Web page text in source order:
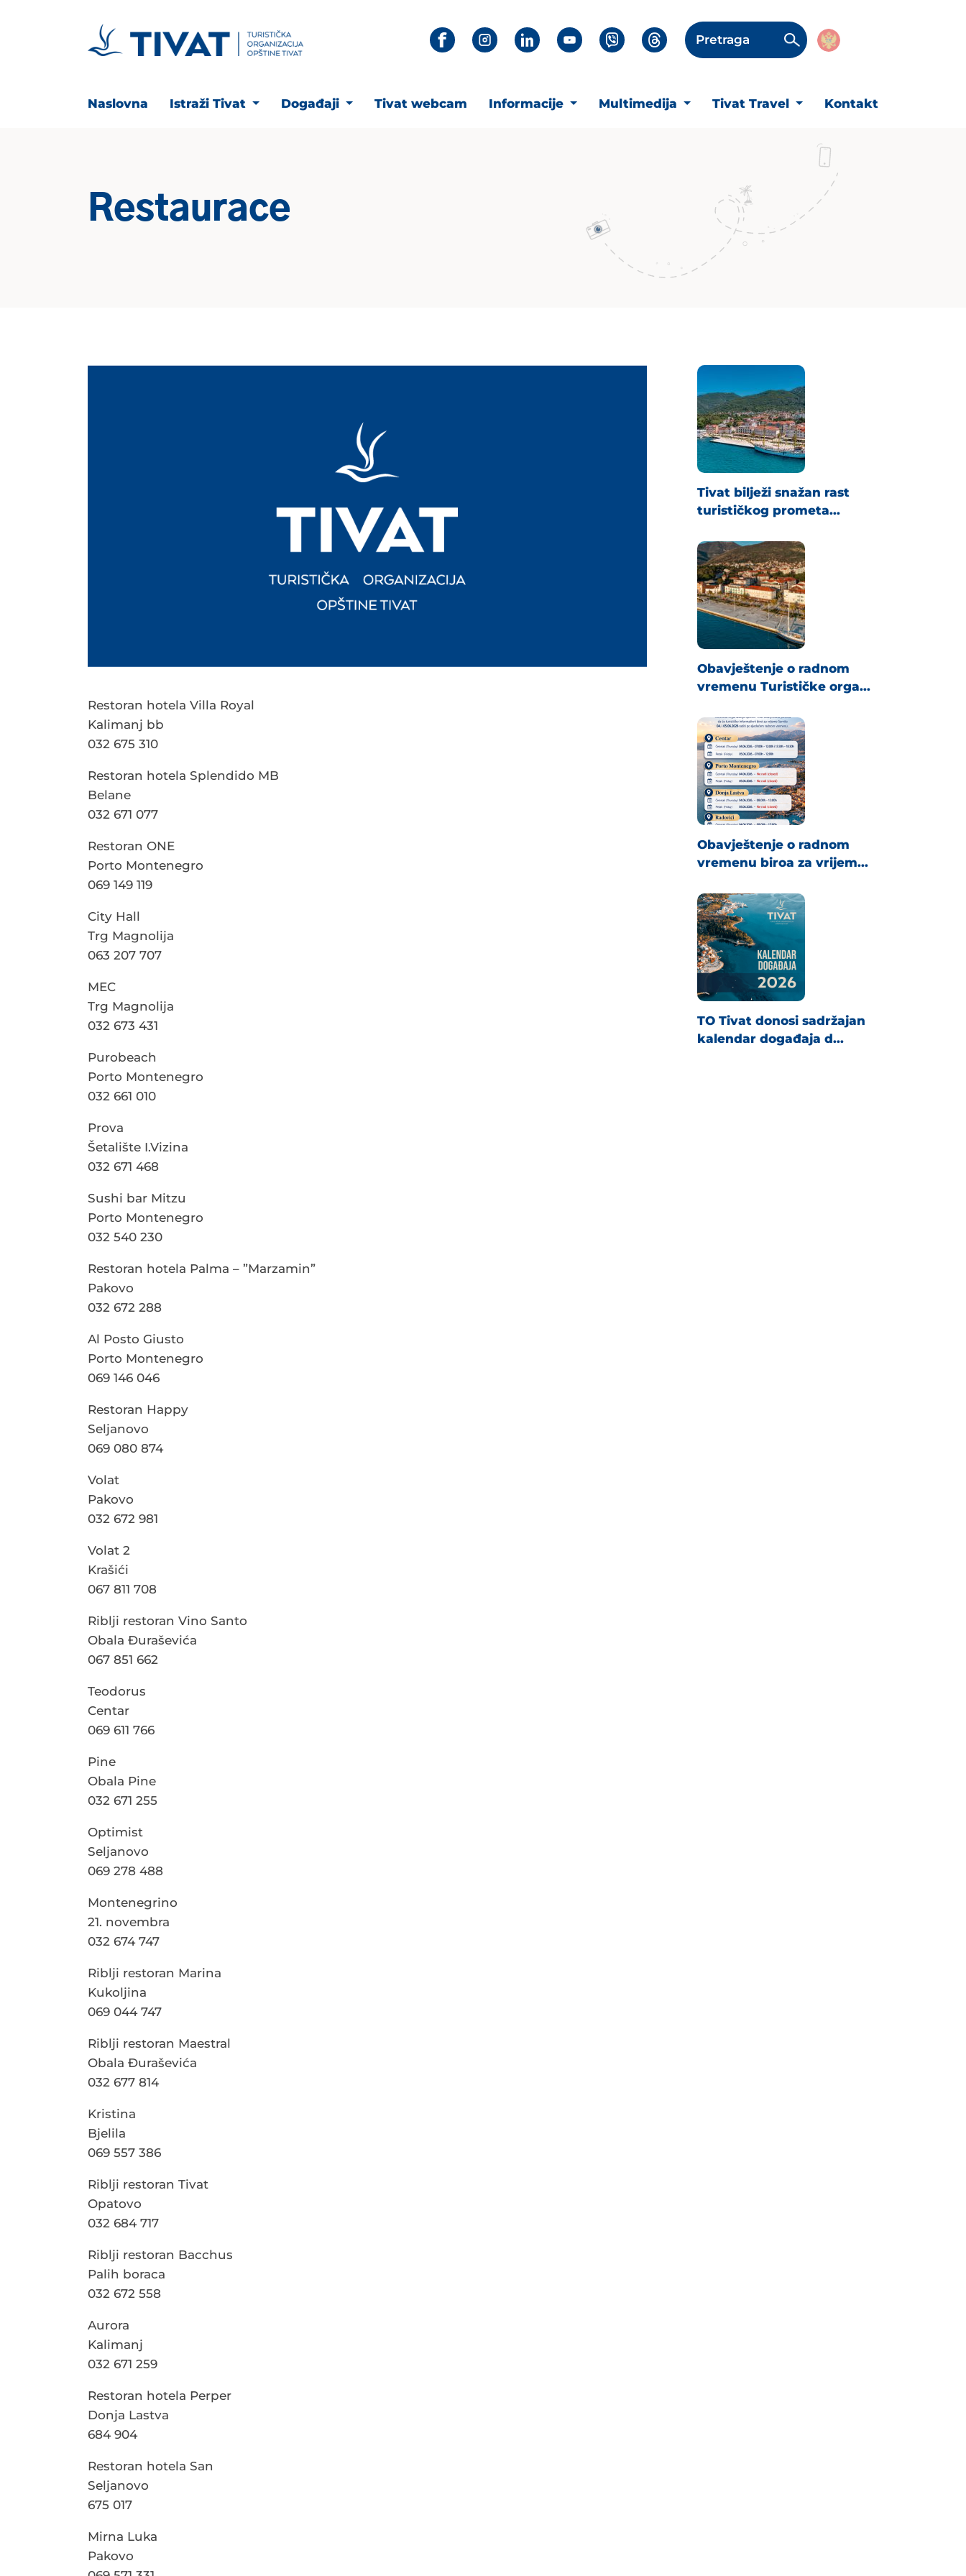
Pretraga
Naslovna Istraži Tivat Događaji Tivat webcam Informacije Multimedija Tivat Travel Kontakt
Restaurace
Restoran hotela Villa Royal
Kalimanj bb
032 675 310
Restoran hotela Splendido MB
Belane
032 671 077
Restoran ONE
Porto Montenegro
069 149 119
City Hall
Trg Magnolija
063 207 707
MEC
Trg Magnolija
032 673 431
Purobeach
Porto Montenegro
032 661 010
Prova
Šetalište I.Vizina
032 671 468
Sushi bar Mitzu
Porto Montenegro
032 540 230
Restoran hotela Palma – ”Marzamin”
Pakovo
032 672 288
Al Posto Giusto
Porto Montenegro
069 146 046
Restoran Happy
Seljanovo
069 080 874
Volat
Pakovo
032 672 981
Volat 2
Krašići
067 811 708
Riblji restoran Vino Santo
Obala Đuraševića
067 851 662
Teodorus
Centar
069 611 766
Pine
Obala Pine
032 671 255
Optimist
Seljanovo
069 278 488
Montenegrino
21. novembra
032 674 747
Riblji restoran Marina
Kukoljina
069 044 747
Riblji restoran Maestral
Obala Đuraševića
032 677 814
Kristina
Bjelila
069 557 386
Riblji restoran Tivat
Opatovo
032 684 717
Riblji restoran Bacchus
Palih boraca
032 672 558
Aurora
Kalimanj
032 671 259
Restoran hotela Perper
Donja Lastva
684 904
Restoran hotela San
Seljanovo
675 017
Mirna Luka
Pakovo
Tivat bilježi snažan rast
turističkog prometa...
Obavještenje o radnom
vremenu Turističke orga...
Obavještenje o radnom
vremenu biroa za vrijem...
TO Tivat donosi sadržajan
kalendar događaja d...